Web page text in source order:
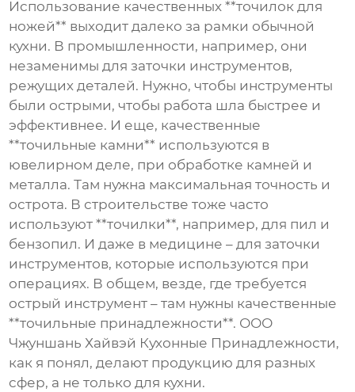
Использование качественных **точилок для
ножей** выходит далеко за рамки обычной
кухни. В промышленности, например, они
незаменимы для заточки инструментов,
режущих деталей. Нужно, чтобы инструменты
были острыми, чтобы работа шла быстрее и
эффективнее. И еще, качественные
**точильные камни** используются в
ювелирном деле, при обработке камней и
металла. Там нужна максимальная точность и
острота. В строительстве тоже часто
используют **точилки**, например, для пил и
бензопил. И даже в медицине – для заточки
инструментов, которые используются при
операциях. В общем, везде, где требуется
острый инструмент – там нужны качественные
**точильные принадлежности**. ООО
Чжуншань Хайвэй Кухонные Принадлежности,
как я понял, делают продукцию для разных
сфер, а не только для кухни.